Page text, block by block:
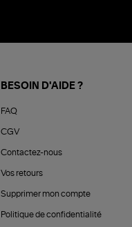
BESOIN D'AIDE ?
FAQ
CGV
Contactez-nous
Vos retours
Supprimer mon compte
Politique de confidentialité